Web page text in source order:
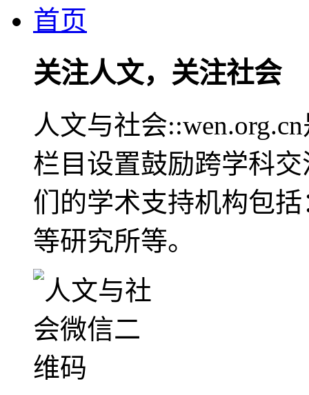
首页
关注人文，关注社会
人文与社会
栏目设置鼓励跨学科
们的学术支持机构包
等研究所等。